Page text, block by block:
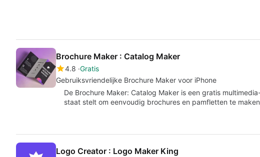
Brochure Maker : Catalog Maker
4.8 Gratis
Gebruiksvriendelijke Brochure Maker voor iPhone
De Brochure Maker: Catalog Maker is een gratis
staat stelt om eenvoudig brochures en pamfletten te
Logo Creator : Logo Maker King